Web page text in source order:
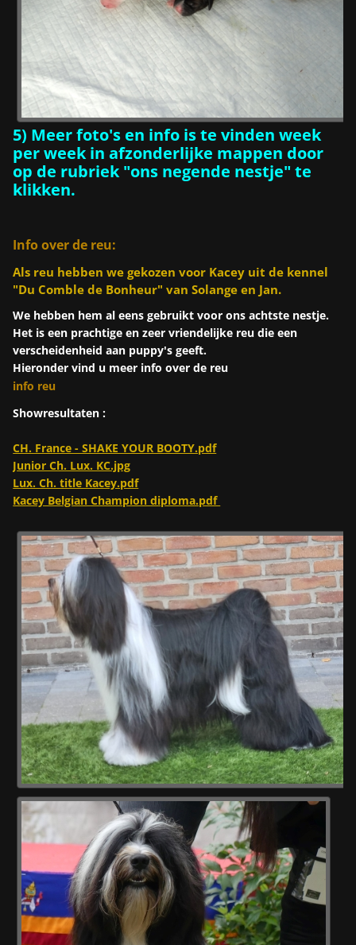
5) Meer foto's en info is te vinden week
per week in afzonderlijke mappen door
op de rubriek "ons negende nestje" te
klikken.
Info over de reu:
Als reu hebben we gekozen voor Kacey uit de kennel
"Du Comble de Bonheur" van Solange en Jan.
We hebben hem al eens gebruikt voor ons achtste nestje.
Het is een prachtige en zeer vriendelijke reu die een
verscheidenheid aan puppy's geeft.
Hieronder vind u meer info over de reu
info reu
Showresultaten :
CH. France - SHAKE YOUR BOOTY.pdf
Junior Ch. Lux. KC.jpg
Lux. Ch. title Kacey.pdf
Kacey Belgian Champion diploma.pdf